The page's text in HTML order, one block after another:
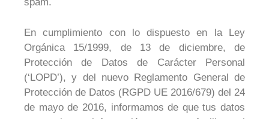
En cumplimiento con lo dispuesto en la Ley
Orgánica 15/1999, de 13 de diciembre, de
Protección de Datos de Carácter Personal
(‘LOPD’), y del nuevo Reglamento General de
Protección de Datos (RGPD UE 2016/679) del 24
de mayo de 2016, informamos de que tus datos